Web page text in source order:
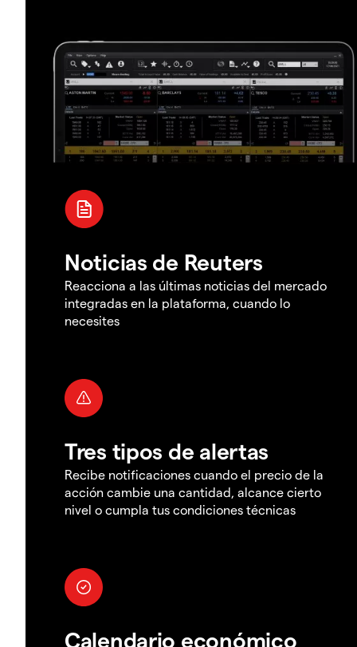
Noticias de Reuters
Reacciona a las últimas noticias del mercado
integradas en la plataforma, cuando lo
necesites
Tres tipos de alertas
Recibe notificaciones cuando el precio de la
acción cambie una cantidad, alcance cierto
nivel o cumpla tus condiciones técnicas
Calendario económico